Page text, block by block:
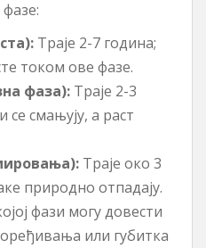
Траје 2-7 година;
током ове фазе.
фаза): Траје 2-3
смањују, а раст
Траје око 3
природно отпадају.
фази могу довести
или губитка